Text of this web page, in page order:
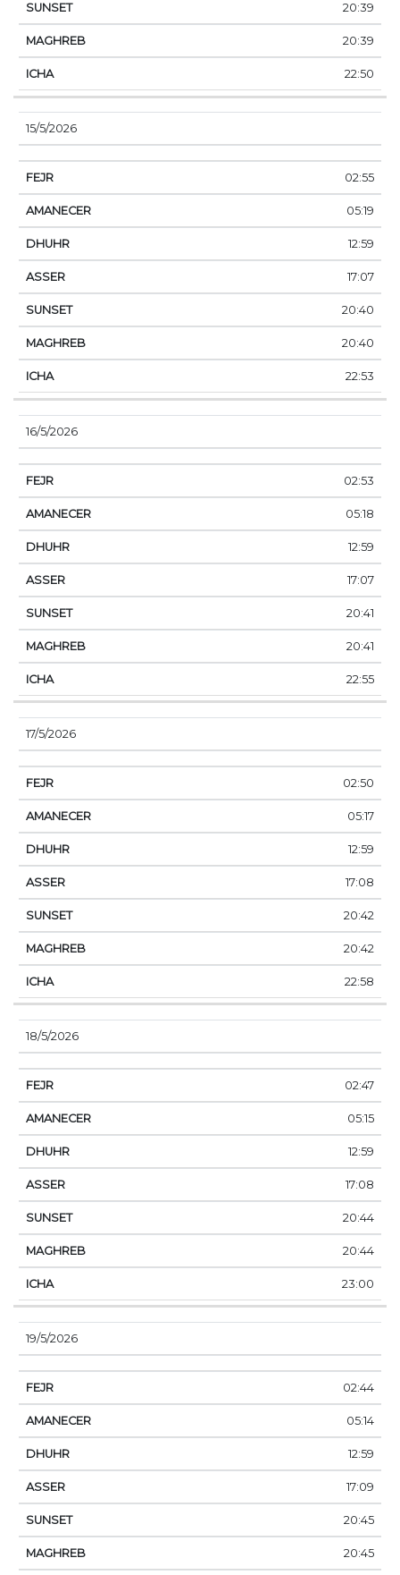
20:39
20:39
22:50
15/5/2026
02:55
05:19
12:59
17:07
20:40
20:40
22:53
16/5/2026
02:53
05:18
12:59
17:07
20:41
20:41
22:55
17/5/2026
02:50
05:17
12:59
17:08
20:42
20:42
22:58
18/5/2026
02:47
05:15
12:59
17:08
20:44
20:44
23:00
19/5/2026
02:44
05:14
12:59
17:09
20:45
20:45